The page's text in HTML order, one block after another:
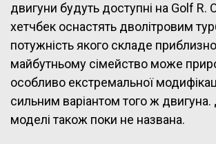
двигуни будуть доступні на Golf R.
хетчбек оснастять дволітровим
потужність якого складе
майбутньому сімейство може
особливо екстремальної
сильним варіантом того ж
моделі також поки не названа.